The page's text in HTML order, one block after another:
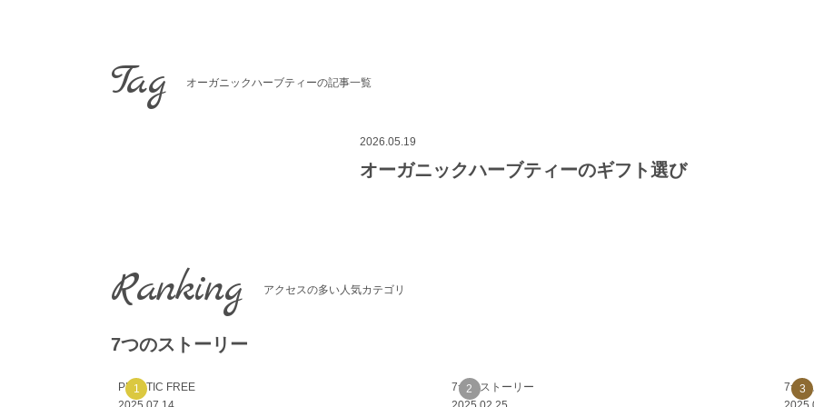
Tag オーガニックハーブティーの記事一覧
2026.05.19
オーガニックハーブティーのギフト選び
Ranking アクセスの多い人気カテゴリ
7つのストーリー
PLASTIC FREE
7つのストーリー
7つ